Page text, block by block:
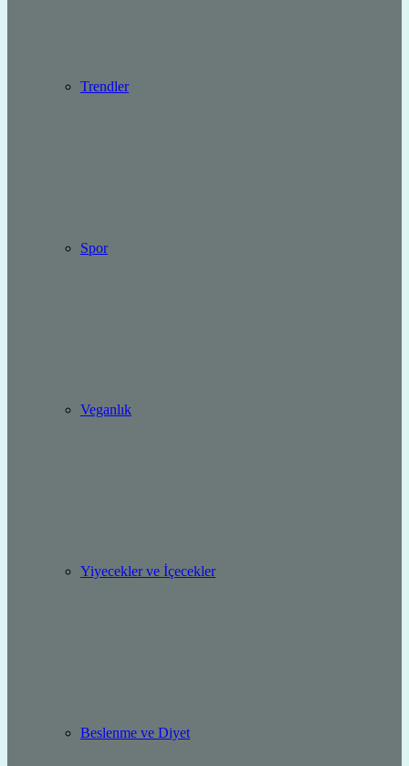
Trendler
Spor
Veganlık
Yiyecekler ve İçecekler
Beslenme ve Diyet